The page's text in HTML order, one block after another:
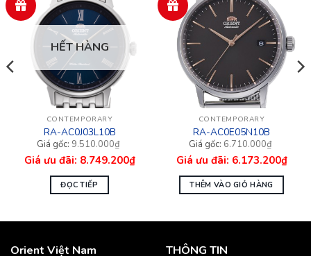
HẾT HÀNG
CONTEMPORARY
RA-AC0J03L10B
9.510.000₫
gốc
là: 8.749.200₫
hiện
tại
8.749.200₫.ĐỌC TIẾP
CONTEMPORARY
RA-AC0E05N10B
6.710.000₫
gốc
là: 6.173.200₫
hiện
tại
6.173.200₫.
THÊM VÀO GIỎ HÀNG
Orient Việt Nam
THÔNG TIN